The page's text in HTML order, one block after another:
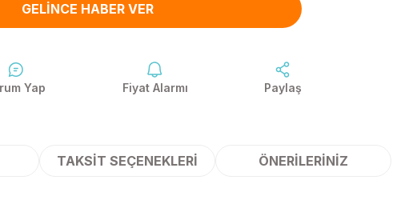
GELINCE HABER VER
Yap Fiyat Alarmı Paylaş
TAKSIT SEÇENEKLERI ÖNERILERINIZ